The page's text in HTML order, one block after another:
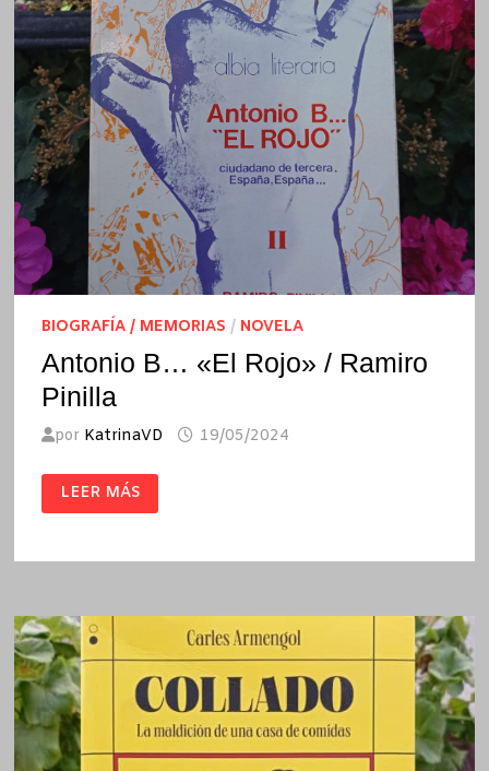
BIOGRAFÍA / MEMORIAS / NOVELA
Antonio B… «El Rojo» / Ramiro
Pinilla
por KatrinaVD 19/05/2024
ANTONIO
B…
«EL
RAMIRO
LEER MÁS